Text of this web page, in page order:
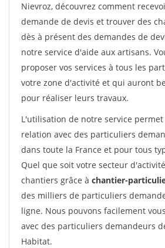
Nievroz, découvrez comment
demande de devis et trouver des
dès à présent des demandes de
notre service d'aide aux artisans.
proposer vos services à tous les
votre zone d'activité et qui auront
pour réaliser leurs travaux.
L'utilisation de notre service
relation avec des particuliers
dans toute la France et pour tous
Quel que soit votre secteur
chantiers grâce à chantier-
des milliers de particuliers
ligne. Nous pouvons facilement
avec des particuliers demandeurs
Habitat.